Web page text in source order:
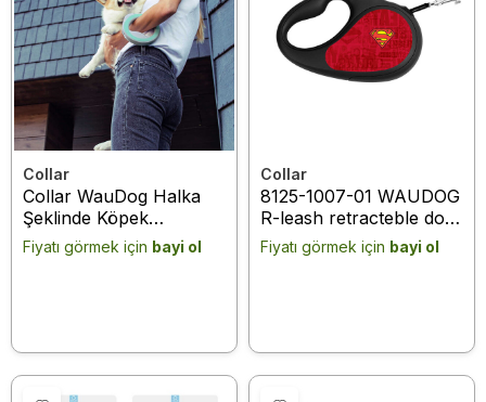
Collar
Collar WauDog Halka
Şeklinde Köpek
Gezdirme Tasması 40
Kg 2,9 Mt (81275) Yeşil
Fiyatı görmek için bayi ol
Collar
8125-1007-01 WAUDOG
R-leash retracteble dog
leash, "Superman logo
red" design, reflective
Fiyatı görmek için bayi ol